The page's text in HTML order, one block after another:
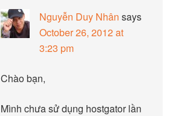
Nguyễn Duy Nhân says
October 26, 2012 at
3:23 pm
Chào bạn,
Mình chưa sử dụng hostgator lần